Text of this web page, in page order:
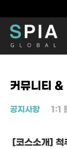
건너뛰기
커뮤니티 &
공지사항 1:1
[코스소개] 척